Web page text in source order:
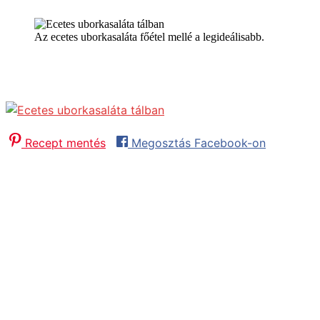
Az ecetes uborkasaláta főétel mellé a legideálisabb.
Recept mentés
Megosztás Facebook-on